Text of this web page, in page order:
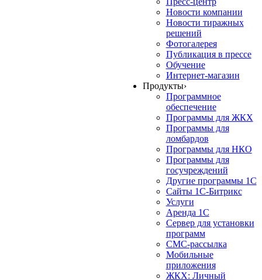
Новости компании
Новости тиражных
решений
Фотогалерея
Публикация в прессе
Обучение
Интернет-магазин
Продукты›
Программное
обеспечение
Программы для ЖКХ
Программы для
ломбардов
Программы для НКО
Программы для
госучреждений
Другие программы 1С
Сайты 1С-Битрикс
Услуги
Аренда 1С
Сервер для установки
программ
СМС-рассылка
Мобильные
приложения
ЖКХ: Личный